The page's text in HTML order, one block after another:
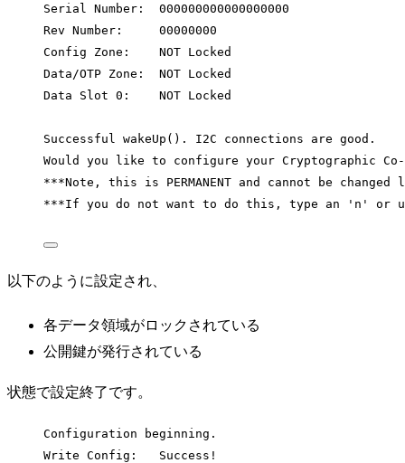
Serial Number:  000000000000000000
Rev Number:     00000000
Config Zone:    NOT Locked
Data/OTP Zone:  NOT Locked
Data Slot 0:    NOT Locked
Successful wakeUp(). I2C connections are good.
Would you like to configure your Cryptographic
***Note, this is PERMANENT and cannot be
***If you do not want to do this, type an 'n' or
以下のように設定され、
各データ領域がロックされている
公開鍵が発行されている
状態で設定終了です。
Configuration beginning.
Write Config:   Success!